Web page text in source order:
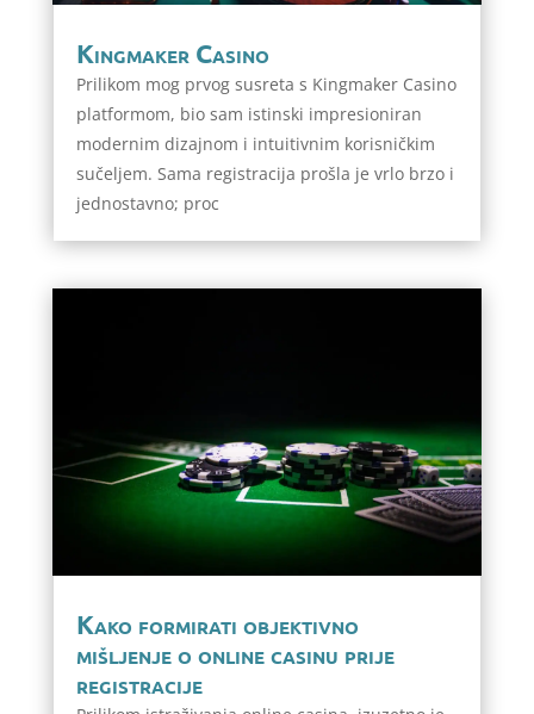
Kingmaker Casino
Prilikom mog prvog susreta s Kingmaker Casino
platformom, bio sam istinski impresioniran
modernim dizajnom i intuitivnim korisničkim
sučeljem. Sama registracija prošla je vrlo brzo i
jednostavno; proc
Kako formirati objektivno
mišljenje o online casinu prije
registracije